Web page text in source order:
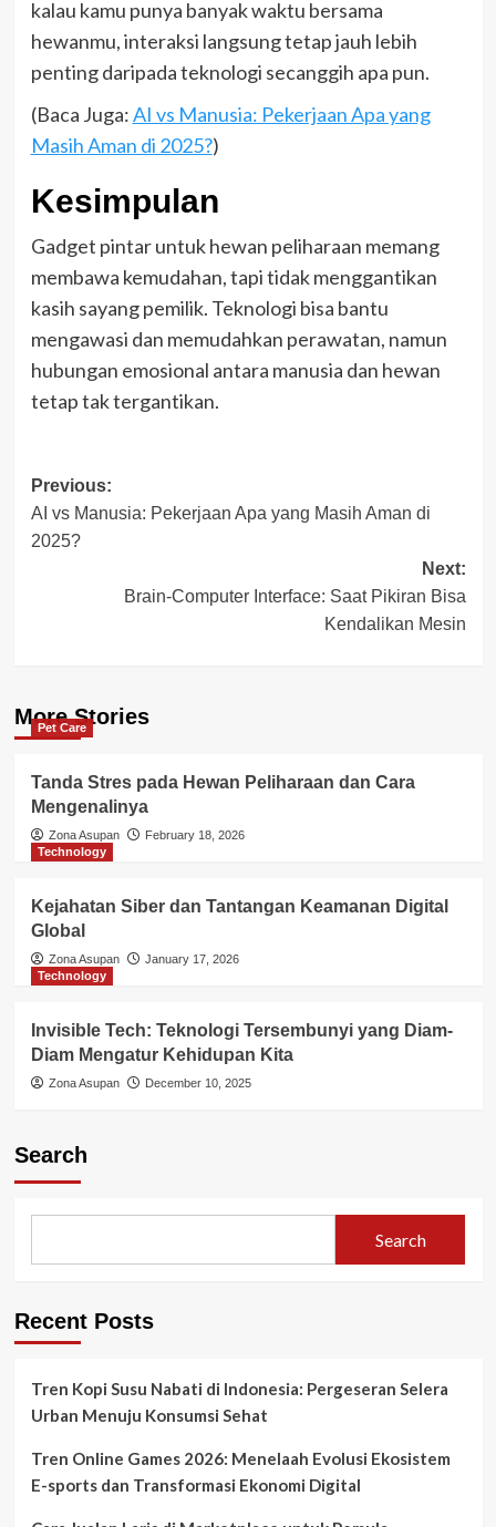
kalau kamu punya banyak waktu bersama
hewanmu, interaksi langsung tetap jauh lebih
penting daripada teknologi secanggih apa pun.
(Baca Juga:AI vs Manusia: Pekerjaan Apa yang
Masih Aman di 2025?)
Kesimpulan
Gadget pintar untuk hewan peliharaan memang
membawa kemudahan, tapi tidak menggantikan
kasih sayang pemilik. Teknologi bisa bantu
mengawasi dan memudahkan perawatan, namun
hubungan emosional antara manusia dan hewan
tetap tak tergantikan.
Post
navigation
Previous:
AI vs Manusia: Pekerjaan Apa yang Masih Aman di
2025?
Next:
Brain-Computer Interface: Saat Pikiran Bisa
Kendalikan Mesin
More Stories
Pet Care
Tanda Stres pada Hewan Peliharaan dan Cara
Mengenalinya
Zona Asupan
February 18, 2026
Technology
Kejahatan Siber dan Tantangan Keamanan Digital
Global
Zona Asupan
January 17, 2026
Technology
Invisible Tech: Teknologi Tersembunyi yang Diam-
Diam Mengatur Kehidupan Kita
Zona Asupan December 10, 2025
Search
Search
Recent Posts
Tren Kopi Susu Nabati di Indonesia: Pergeseran Selera
Urban Menuju Konsumsi Sehat
Tren Online Games 2026: Menelaah Evolusi Ekosistem
E-sports dan Transformasi Ekonomi Digital